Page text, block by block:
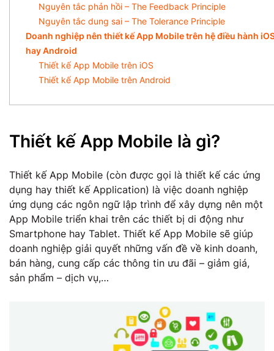
Nguyên tắc phản hồi – The Feedback Principle
Nguyên tắc dung sai – The Tolerance Principle
Doanh nghiệp nên thiết kế App Mobile trên hệ điều hành
hay Android
Thiết kế App Mobile trên iOS
Thiết kế App Mobile trên Android
Thiết kế App Mobile là gì?
Thiết kế App Mobile (còn được gọi là thiết kế các ứng
dụng hay thiết kế Application) là việc doanh nghiệp
ứng dụng các ngôn ngữ lập trình để xây dựng nên một
App Mobile triển khai trên các thiết bị di động như
Smartphone hay Tablet. Thiết kế App Mobile sẽ giúp
doanh nghiệp giải quyết những vấn đề về kinh doanh,
bán hàng, cung cấp các thông tin ưu đãi – giảm giá,
sản phẩm – dịch vụ,…